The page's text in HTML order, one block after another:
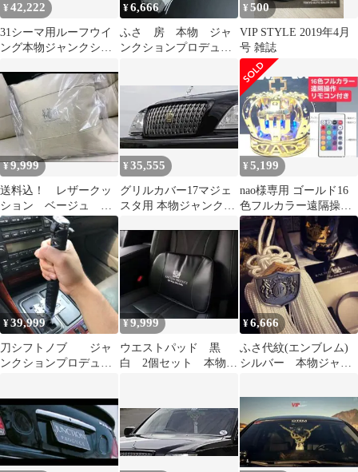
¥42,222
31シーマ用ルーフウイ
ング本物ジャンクショ
¥6,666
ふさ 房 本物 ジャ
ンクションプロデュー
¥500
VIP STYLE 2019年4月
号 雑誌
¥9,999
送料込！ レザークッ
ション ベージュ 本
物ジャンクションプロ
デュース
¥35,555
グリルカバー17マジェ
スタ用 本物ジャンクシ
¥5,199
nao様専用 ゴールド16
色フルカラー遠隔操作
リモコン付5199円延長
コード付き
¥39,999
刀シフトノブ ジャ
ンクションプロデュー
¥9,999
ウエストパッド 黒
白 2個セット 本物
¥6,666
ふさ代紋(エンブレム)
シルバー 本物ジャン